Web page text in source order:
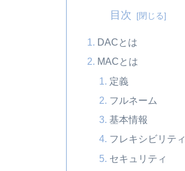
目次
DACとは
MACとは
定義
フルネーム
基本情報
フレキシビリティ
セキュリティ